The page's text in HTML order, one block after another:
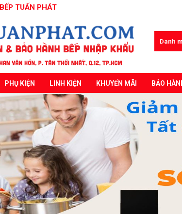
TUẤN PHÁT
PHỤ KIỆN LINH KIỆN KHUYẾN MÃI BẢO